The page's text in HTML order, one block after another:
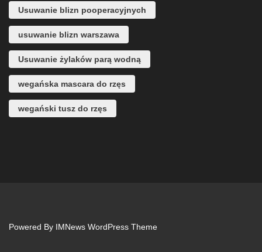
Usuwanie blizn pooperacyjnych
usuwanie blizn warszawa
Usuwanie żylaków parą wodną
wegańska mascara do rzęs
wegański tusz do rzęs
Powered By IMNews WordPress Theme